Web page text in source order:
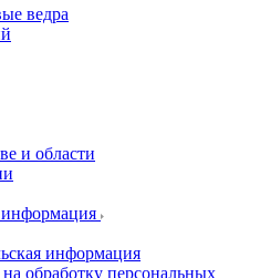
ведра
и области
информация
информация
обработку персональных